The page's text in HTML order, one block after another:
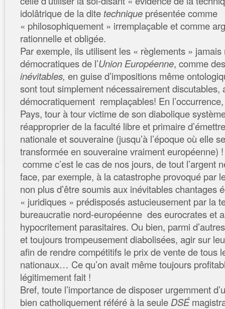
idolâtrique de la dite technique présentée comme
« philosophiquement » irremplaçable et comme
rationnelle et obligée.
Par exemple, ils utilisent les « règlements » jamais
démocratiques de l’Union Européenne, comme
inévitables, en guise d’impositions même
sont tout simplement nécessairement discutables,
démocratiquement remplaçables! En
Pays, tour à tour victime de son diabolique
réapproprier de la faculté libre et primaire
nationale et souveraine (jusqu’à l’époque où elle
transformée en souveraine vraiment européenne)
comme c’est le cas de nos jours, de tout l’argent
face, par exemple, à la catastrophe provoqué par
non plus d’être soumis aux inévitables chantages
« juridiques » prédisposés astucieusement par la
bureaucratie nord-européenne des eurocrates et
hypocritement parasitaires. Ou bien, parmi
et toujours trompeusement diabolisées, agir sur
afin de rendre compétitifs le prix de vente de tous
nationaux… Ce qu’on avait même toujours
légitimement fait !
Bref, toute l’importance de disposer urgemment
bien catholiquement référé à la seule DSÉ